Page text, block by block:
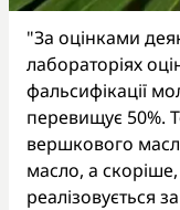
"За оцінками
лабораторіях
фальсифікації
перевищує 50%.
вершкового
масло, а
реалізовується